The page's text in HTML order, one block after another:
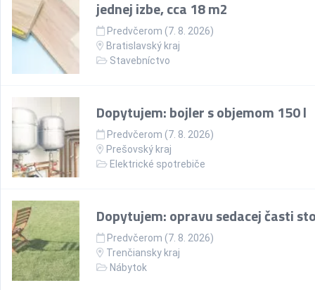
jednej izbe, cca 18 m2
Predvčerom (7. 8. 2026)
Bratislavský kraj
Stavebníctvo
Dopytujem: bojler s objemom 150 l
Predvčerom (7. 8. 2026)
Prešovský kraj
Elektrické spotrebiče
Dopytujem: opravu sedacej časti
Predvčerom (7. 8. 2026)
Trenčiansky kraj
Nábytok